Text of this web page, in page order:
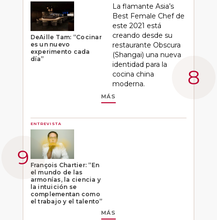
DeAille Tam: “Cocinar
es un nuevo
experimento cada
día”
La flamante Asia’s
Best Female Chef de
este 2021 está
creando desde su
restaurante Obscura
(Shangai) una nueva
identidad para la
cocina china
moderna.
MÁS
ENTREVISTA
François Chartier: “En
el mundo de las
armonías, la ciencia y
la intuición se
complementan como
el trabajo y el talento”
MÁS